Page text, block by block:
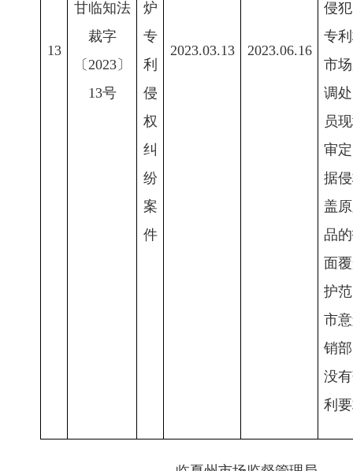
13
甘临知法
裁字
〔2023〕
13号
炉
专
利
侵
权
纠
纷
案
件
2023.03.13 2023.06.16
侵
专
市
调
员
审
据
盖
品
面
护
市
销
没
利